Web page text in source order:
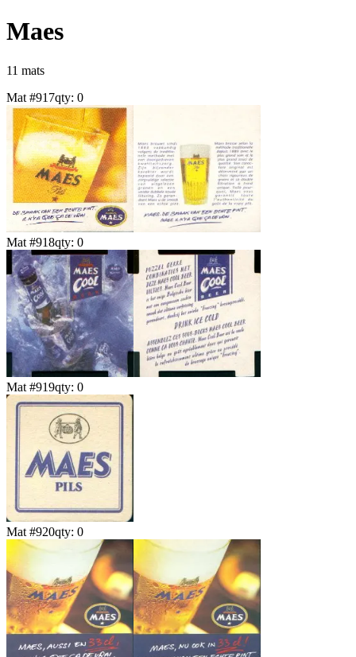
Maes
11 mats
Mat #917qty: 0
Mat #918qty: 0
Mat #919qty: 0
Mat #920qty: 0